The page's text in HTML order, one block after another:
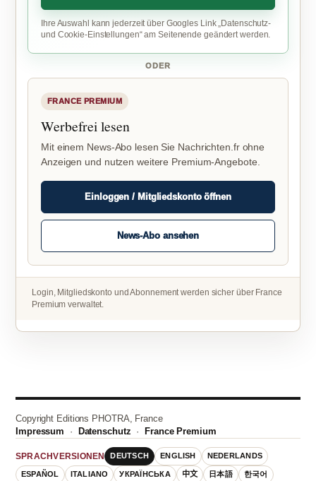
Ihre Auswahl kann jederzeit über Googles Link „Datenschutz-
und Cookie-Einstellungen“ am Seitenende geändert werden.
ODER
FRANCE PREMIUM
Werbefrei lesen
Mit einem News-Abo lesen Sie Nachrichten.fr ohne
Anzeigen und nutzen weitere Premium-Angebote.
Einloggen / Mitgliedskonto öffnen
News-Abo ansehen
Login, Mitgliedskonto und Abonnement werden sicher über France
Premium verwaltet.
Copyright Editions PHOTRA, France
Impressum · Datenschutz ·France Premium
SPRACHVERSIONEN DEUTSCH ENGLISH NEDERLANDS
ESPAÑOL ITALIANO УКРАЇНСЬКА 中文 日本語 한국어